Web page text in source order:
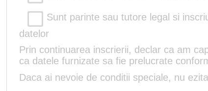
Sunt parinte sau tutore legal si
datelor
Prin continuarea inscrierii, declar ca am
ca datele furnizate sa fie prelucrate
Daca ai nevoie de conditii speciale, nu